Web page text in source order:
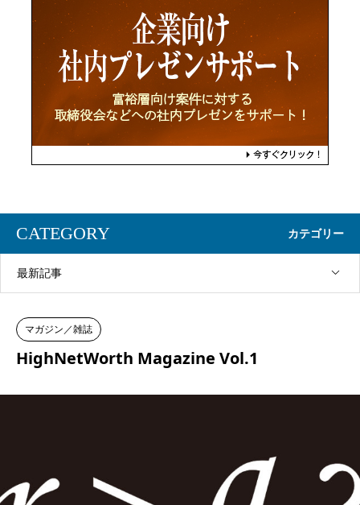
CATEGORY カテゴリー
最新記事
マガジン／雑誌
HighNetWorth Magazine Vol.1